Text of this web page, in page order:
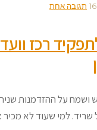
תגובה אחת
רכז
ושמח על ההזדמנות
למי שעוד לא מכיר